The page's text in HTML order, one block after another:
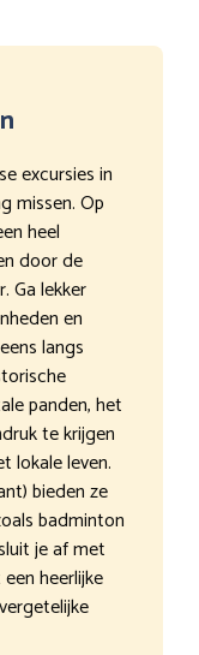
excursies in
missen. Op
heel
door de
Ga lekker
en
langs
panden, het
te krijgen
lokale leven.
bieden ze
badminton
je af met
heerlijke